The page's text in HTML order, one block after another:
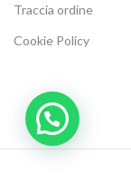
Traccia ordine
Cookie Policy